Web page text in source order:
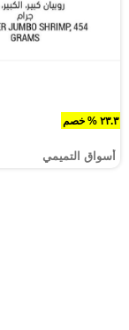
٢٣.٣ % خصم
أسواق التميمي